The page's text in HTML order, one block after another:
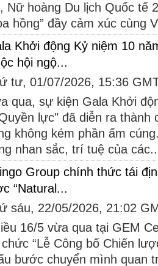
Nữ hoàng Du lịch Quốc tế
hồng” đầy cảm xúc cùng
Khởi động Kỷ niệm 10
hội ngộ...
tư, 01/07/2026, 15:36
qua, sự kiện Gala Khởi
lực" đã diễn ra thành
không kém phần ấm
nhan sắc, trí tuệ của
Group chính thức tái
“Natural...
sáu, 22/05/2026, 21:02
16/5 vừa qua tại GEM
“Lễ Công bố Chiến
bước chuyển mình quan